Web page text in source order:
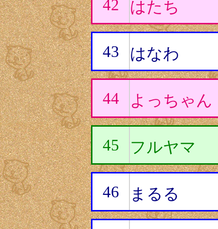
42 はたち
43 はなわ
44 よっちゃん
45 フルヤマ
46 まるる